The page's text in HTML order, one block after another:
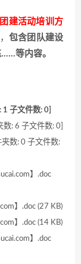
建活动培训方
包含团队建设
等内容。
子文件数: 0]
: 6 子文件数: 0]
数: 0 子文件数:
】.doc
】.doc (27 KB)
】.doc (14 KB)
】.doc